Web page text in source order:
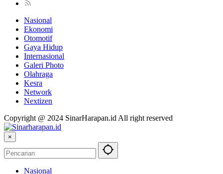
Nasional
Ekonomi
Otomotif
Gaya Hidup
Internasional
Galeri Photo
Olahraga
Kesra
Network
Nextizen
Copyright @ 2024 SinarHarapan.id All right reserved
×
Nasional